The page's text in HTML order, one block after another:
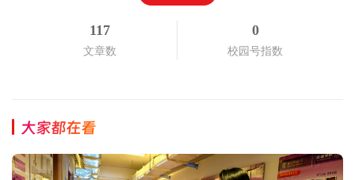
117
文章数
0
校园号指数
大家都在看